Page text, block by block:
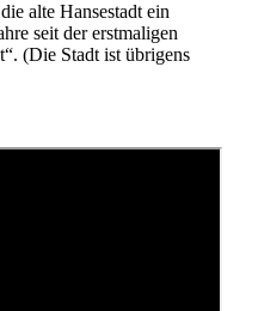
alte Hansestadt ein
seit der erstmaligen
(Die Stadt ist übrigens